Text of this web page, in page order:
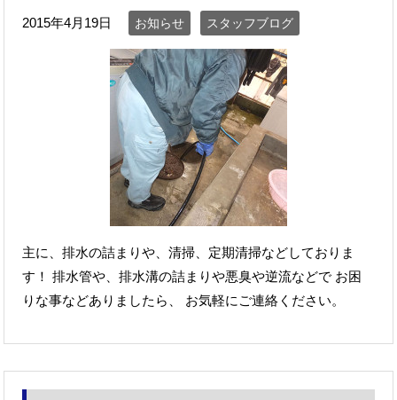
2015年4月19日 お知らせ スタッフブログ
主に、排水の詰まりや、清掃、定期清掃などしておりま
す！ 排水管や、排水溝の詰まりや悪臭や逆流などで お困
りな事などありましたら、 お気軽にご連絡ください。